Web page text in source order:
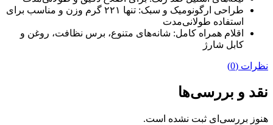
طراحی ارگونومیک و سبک: تنها ۲۲۱ گرم وزن و مناسب برای
استفاده طولانی‌مدت
اقلام همراه کامل: شانه‌های متنوع، برس نظافت، روغن و
کابل شارژ
نظرات (0)
نقد و بررسی‌ها
هنوز بررسی‌ای ثبت نشده است.